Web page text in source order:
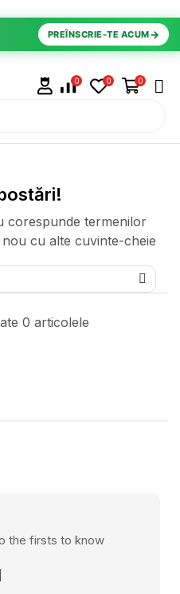
PREÎNSCRIE-TE ACUM→
0 0 0
corespunde termenilor
cu alte cuvinte-cheie
0 articolele
the firsts to know